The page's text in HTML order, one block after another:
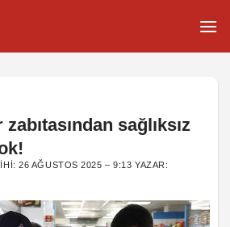
sağlıksız
26 AĞUSTOS 2025 – 9:13 YAZAR: